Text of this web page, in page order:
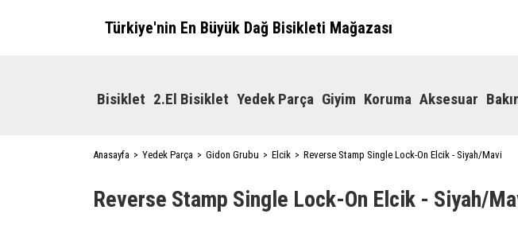
Türkiye'nin En Büyük Dağ Bisikleti Mağazası
Bisiklet 2.El Bisiklet Yedek Parça Giyim Koruma Aksesuar
Anasayfa Yedek Parça Gidon Grubu Elcik Reverse Stamp Single Lock-On Elcik - Siyah/Mavi
Reverse Stamp Single Lock-On Elcik - Siyah/